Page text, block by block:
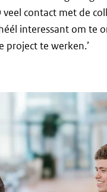
contact met de
interessant om te
project te werken.’